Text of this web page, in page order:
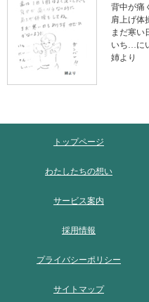
背中が痛
肩上げ体
まだ寒
いち…に
姉より
トップページ
わたしたちの想い
サービス案内
採用情報
プライバシーポリシー
サイトマップ